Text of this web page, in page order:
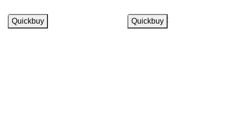
Quickbuy
Auf Lager Quickbuy
Ausverkauft